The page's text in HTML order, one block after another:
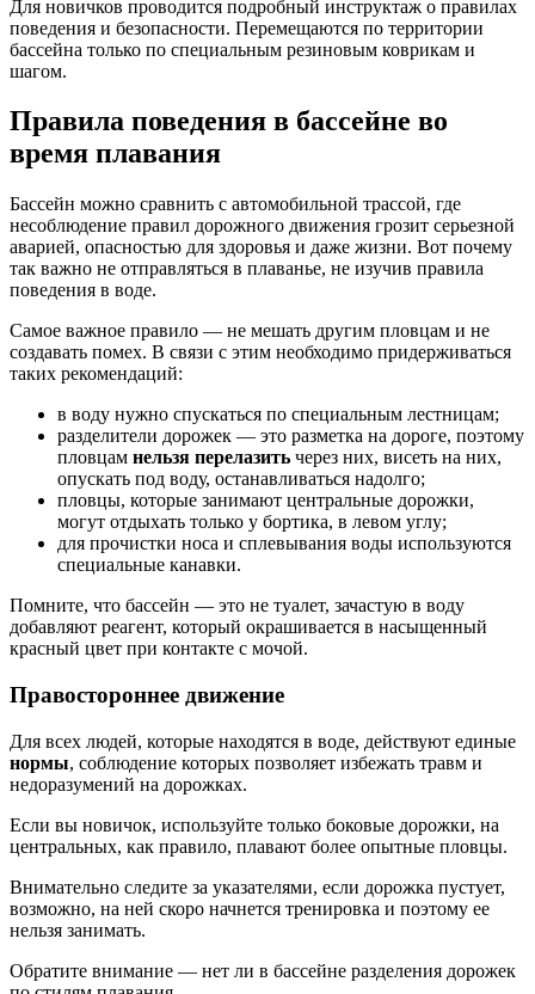
Для новичков проводится подробный инструктаж о правилах
поведения и безопасности. Перемещаются по территории
бассейна только по специальным резиновым коврикам и
шагом.
Правила поведения в бассейне во
время плавания
Бассейн можно сравнить с автомобильной трассой, где
несоблюдение правил дорожного движения грозит серьезной
аварией, опасностью для здоровья и даже жизни. Вот почему
так важно не отправляться в плаванье, не изучив правила
поведения в воде.
Самое важное правило — не мешать другим пловцам и не
создавать помех. В связи с этим необходимо придерживаться
таких рекомендаций:
в воду нужно спускаться по специальным лестницам;
разделители дорожек — это разметка на дороге, поэтому
пловцам нельзя перелазить через них, висеть на них,
опускать под воду, останавливаться надолго;
пловцы, которые занимают центральные дорожки,
могут отдыхать только у бортика, в левом углу;
для прочистки носа и сплевывания воды используются
специальные канавки.
Помните, что бассейн — это не туалет, зачастую в воду
добавляют реагент, который окрашивается в насыщенный
красный цвет при контакте с мочой.
Правостороннее движение
Для всех людей, которые находятся в воде, действуют единые
нормы, соблюдение которых позволяет избежать травм и
недоразумений на дорожках.
Если вы новичок, используйте только боковые дорожки, на
центральных, как правило, плавают более опытные пловцы.
Внимательно следите за указателями, если дорожка пустует,
возможно, на ней скоро начнется тренировка и поэтому ее
нельзя занимать.
Обратите внимание — нет ли в бассейне разделения дорожек